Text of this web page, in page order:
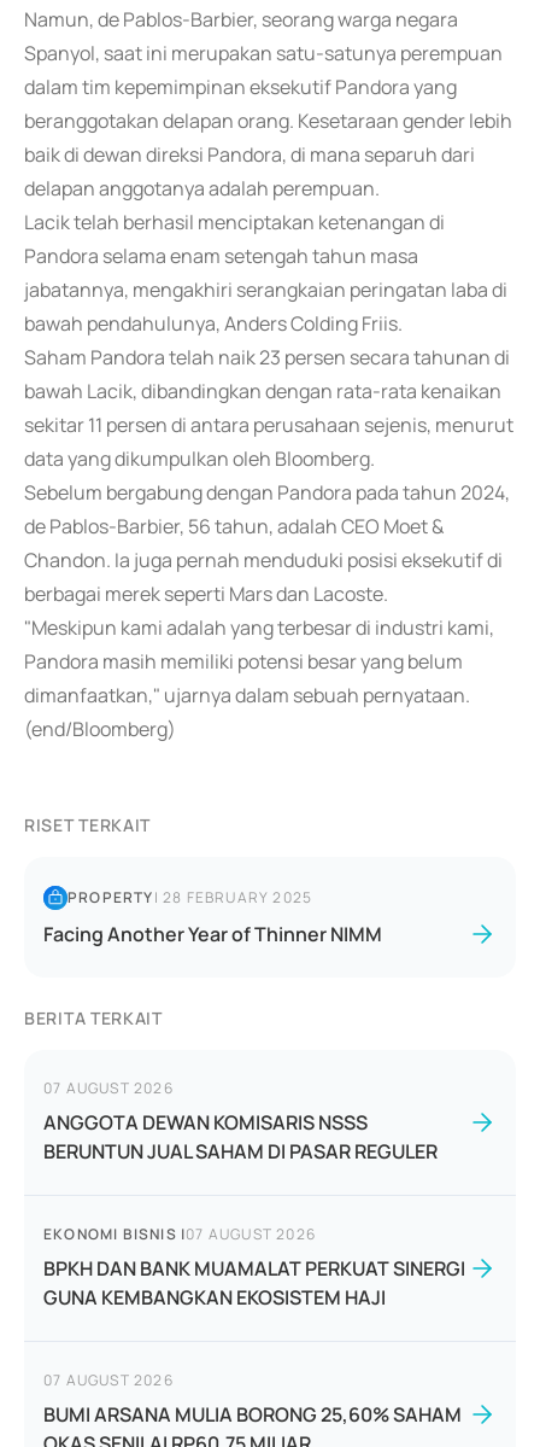
Namun, de Pablos-Barbier, seorang warga negara
Spanyol, saat ini merupakan satu-satunya perempuan
dalam tim kepemimpinan eksekutif Pandora yang
beranggotakan delapan orang. Kesetaraan gender lebih
baik di dewan direksi Pandora, di mana separuh dari
delapan anggotanya adalah perempuan.
Lacik telah berhasil menciptakan ketenangan di
Pandora selama enam setengah tahun masa
jabatannya, mengakhiri serangkaian peringatan laba di
bawah pendahulunya, Anders Colding Friis.
Saham Pandora telah naik 23 persen secara tahunan di
bawah Lacik, dibandingkan dengan rata-rata kenaikan
sekitar 11 persen di antara perusahaan sejenis, menurut
data yang dikumpulkan oleh Bloomberg.
Sebelum bergabung dengan Pandora pada tahun 2024,
de Pablos-Barbier, 56 tahun, adalah CEO Moet &
Chandon. Ia juga pernah menduduki posisi eksekutif di
berbagai merek seperti Mars dan Lacoste.
"Meskipun kami adalah yang terbesar di industri kami,
Pandora masih memiliki potensi besar yang belum
dimanfaatkan," ujarnya dalam sebuah pernyataan.
(end/Bloomberg)
RISET TERKAIT
PROPERTY|28 FEBRUARY 2025
Facing Another Year of Thinner NIMM
BERITA TERKAIT
07 AUGUST 2026
ANGGOTA DEWAN KOMISARIS NSSS
BERUNTUN JUAL SAHAM DI PASAR REGULER
EKONOMI BISNIS |07 AUGUST 2026
BPKH DAN BANK MUAMALAT PERKUAT SINERGI
GUNA KEMBANGKAN EKOSISTEM HAJI
07 AUGUST 2026
BUMI ARSANA MULIA BORONG 25,60% SAHAM